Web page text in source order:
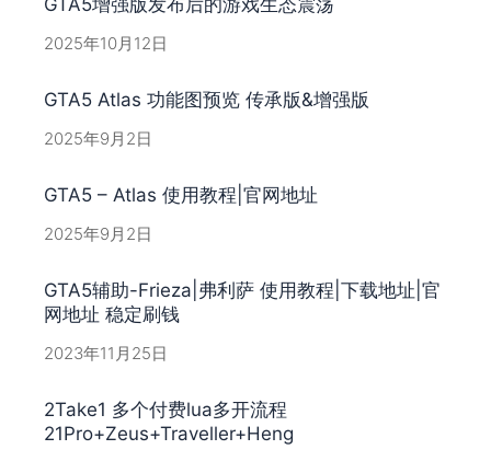
GTA5增强版发布后的游戏生态震荡
2025年10月12日
GTA5 Atlas 功能图预览 传承版&增强版
2025年9月2日
GTA5 – Atlas 使用教程|官网地址
2025年9月2日
GTA5辅助-Frieza|弗利萨 使用教程|下载地址|官
网地址 稳定刷钱
2023年11月25日
2Take1 多个付费lua多开流程
21Pro+Zeus+Traveller+Heng